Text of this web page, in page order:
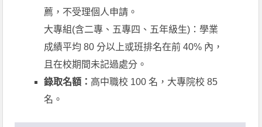
薦，不受理個人申請。
大專組(含二專、五專四、五年級生)：學業
成績平均 80 分以上或班排名在前 40% 內，
且在校期間未記過處分。
錄取名額： 高中職校 100 名，大專院校 85
名。